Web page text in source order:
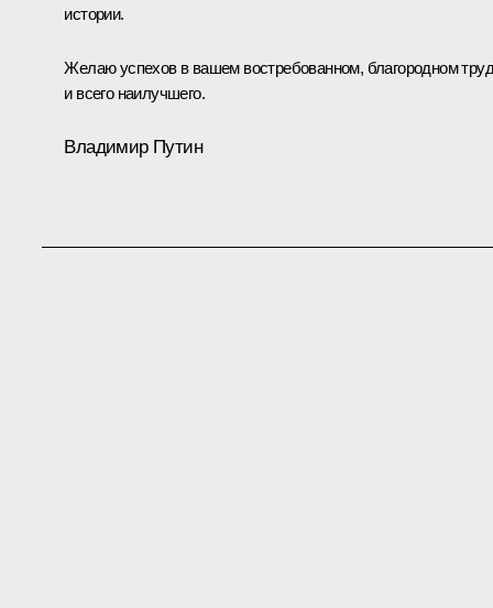
истории.
Желаю успехов в вашем востребованном, благородном
и всего наилучшего.
Владимир Путин